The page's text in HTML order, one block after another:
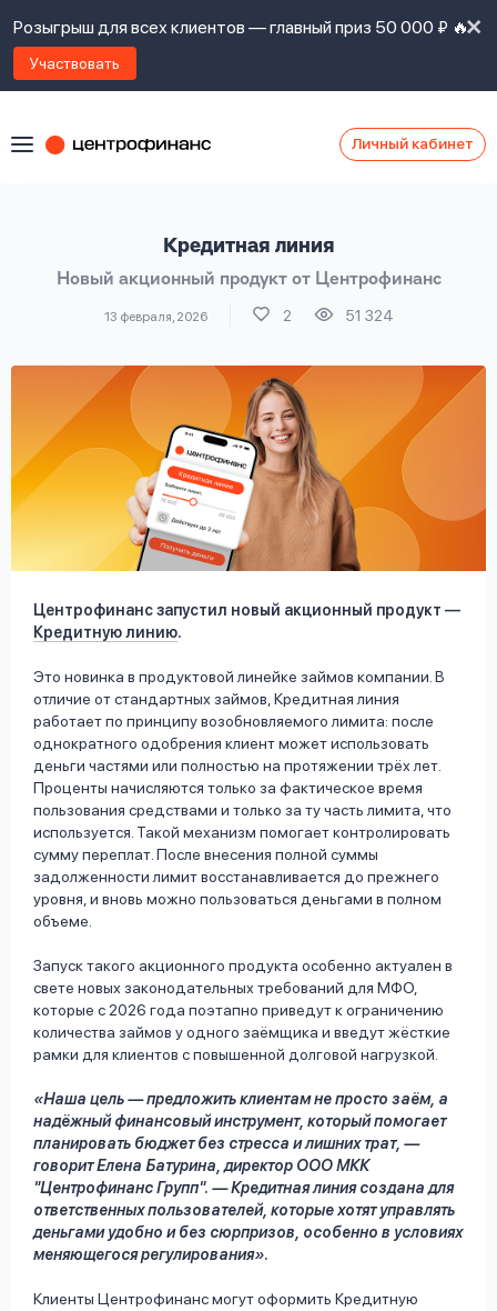
Розыгрыш для всех клиентов — главный приз 50 000 ₽ 🔥
Участвовать
Личный кабинет
Кредитная линия
Новый акционный продукт от Центрофинанс
13 февраля, 2026 2 51 324
Центрофинанс запустил новый акционный продукт —
Кредитную линию.
Это новинка в продуктовой линейке займов компании. В
отличие от стандартных займов, Кредитная линия
работает по принципу возобновляемого лимита: после
однократного одобрения клиент может использовать
деньги частями или полностью на протяжении трёх лет.
Проценты начисляются только за фактическое время
пользования средствами и только за ту часть лимита, что
используется. Такой механизм помогает контролировать
сумму переплат. После внесения полной суммы
задолженности лимит восстанавливается до прежнего
уровня, и вновь можно пользоваться деньгами в полном
объеме.
Запуск такого акционного продукта особенно актуален в
свете новых законодательных требований для МФО,
которые с 2026 года поэтапно приведут к ограничению
количества займов у одного заёмщика и введут жёсткие
рамки для клиентов с повышенной долговой нагрузкой.
«Наша цель — предложить клиентам не просто заём, а
надёжный финансовый инструмент, который помогает
планировать бюджет без стресса и лишних трат, —
говорит Елена Батурина, директор ООО МКК
"Центрофинанс Групп". — Кредитная линия создана для
ответственных пользователей, которые хотят управлять
деньгами удобно и без сюрпризов, особенно в условиях
меняющегося регулирования».
Клиенты Центрофинанс могут оформить Кредитную
Оформить заявку
Войти под другим номером
контакты
Задать
Ответы
на
вопросы
Ок
Ок
правилами
предоставления
сайта,
даю
согласие
на
обработку